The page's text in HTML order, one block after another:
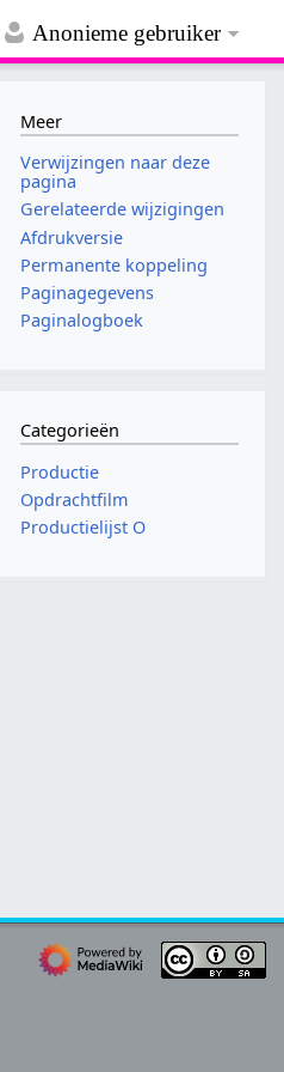
Anonieme gebruiker
Meer
Verwijzingen naar deze
pagina
Gerelateerde wijzigingen
Afdrukversie
Permanente koppeling
Paginagegevens
Paginalogboek
Categorieën
Productie
Opdrachtfilm
Productielijst O